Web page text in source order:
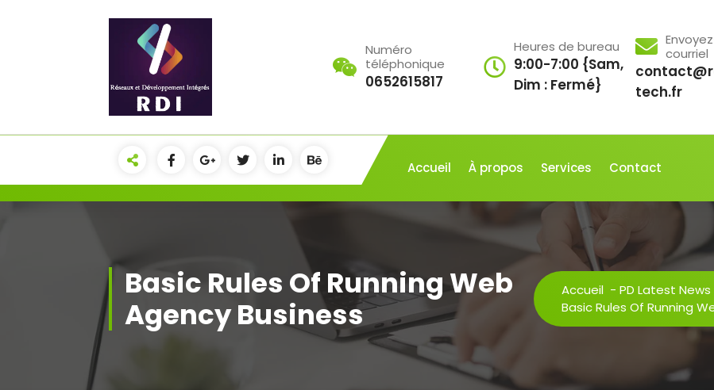
l'Avenir Numérique.
Numéro
téléphonique
0652615817
Heures de bureau
9:00-7:00 {Sam,
Dim : Fermé}
courriel
tech.fr
Accueil À propos Services Contact
Basic Rules Of Running Web
Agency Business
Accueil - PD Latest News
Basic Rules Of Running